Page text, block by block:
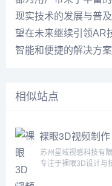
现实技术的发展与普
望在未来继续引领AR
智能和便捷的解决方案
相似站点
裸眼3D视频制作
苏州星域视感科技有
专注于裸眼3D设计与